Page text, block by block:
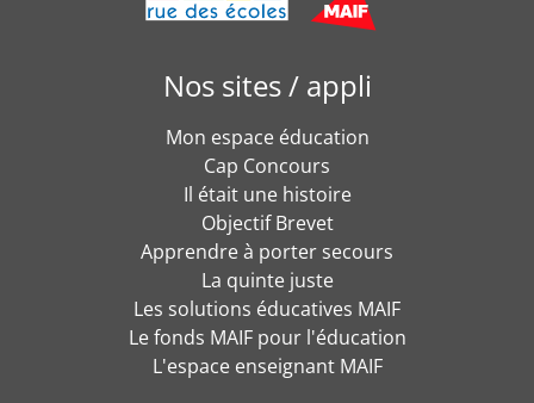
Nos sites / appli
Mon espace éducation
Cap Concours
Il était une histoire
Objectif Brevet
Apprendre à porter secours
La quinte juste
Les solutions éducatives MAIF
Le fonds MAIF pour l'éducation
L'espace enseignant MAIF